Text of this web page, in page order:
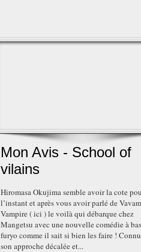
Mon Avis - School of
vilains
Hiromasa Okujima semble avoir la cote
l’instant et après vous avoir parlé de Vavam
Vampire ( ici ) le voilà qui débarque chez
Mangetsu avec une nouvelle comédie à
furyo comme il sait si bien les faire !
son approche décalée et...